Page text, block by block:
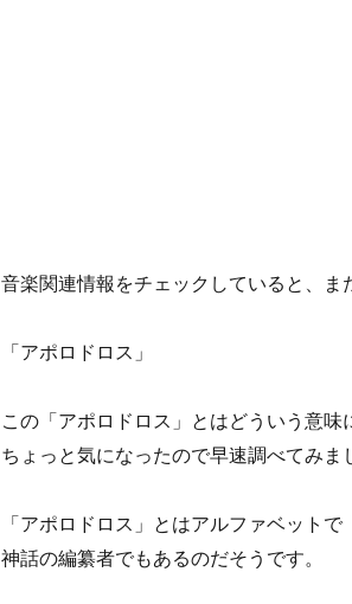
音楽関連情報をチェックしていると、ま
「アポロドロス」
この「アポロドロス」とはどういう意味
ちょっと気になったので早速調べてみま
「アポロドロス」とはアルファベット
神話の編纂者でもあるのだそうです。